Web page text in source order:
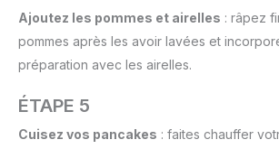
Ajoutez les pommes et airelles : râpez
pommes après les avoir lavées et
préparation avec les airelles.
ÉTAPE 5
Cuisez vos pancakes : faites chauffer